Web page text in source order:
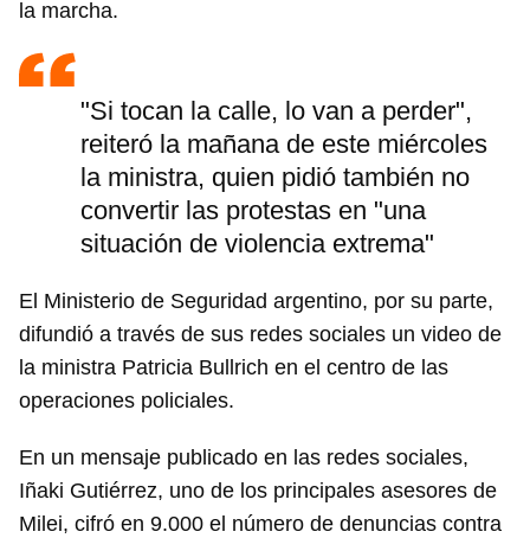
la marcha.
"Si tocan la calle, lo van a perder",
reiteró la mañana de este miércoles
la ministra, quien pidió también no
convertir las protestas en "una
situación de violencia extrema"
El Ministerio de Seguridad argentino, por su parte,
difundió a través de sus redes sociales un video de
la ministra Patricia Bullrich en el centro de las
operaciones policiales.
En un mensaje publicado en las redes sociales,
Iñaki Gutiérrez, uno de los principales asesores de
Milei, cifró en 9.000 el número de denuncias contra